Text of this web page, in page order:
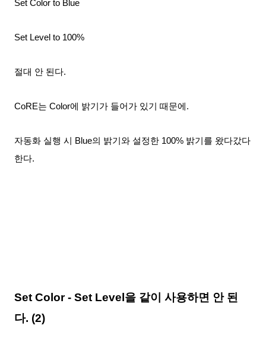
Set Color to Blue
Set Level to 100%
절대 안 된다.
CoRE는 Color에 밝기가 들어가 있기 때문에.
자동화 실행 시 Blue의 밝기와 설정한 100% 밝기를 왔다갔다
한다.
Set Color - Set Level을 같이 사용하면 안 된
다. (2)